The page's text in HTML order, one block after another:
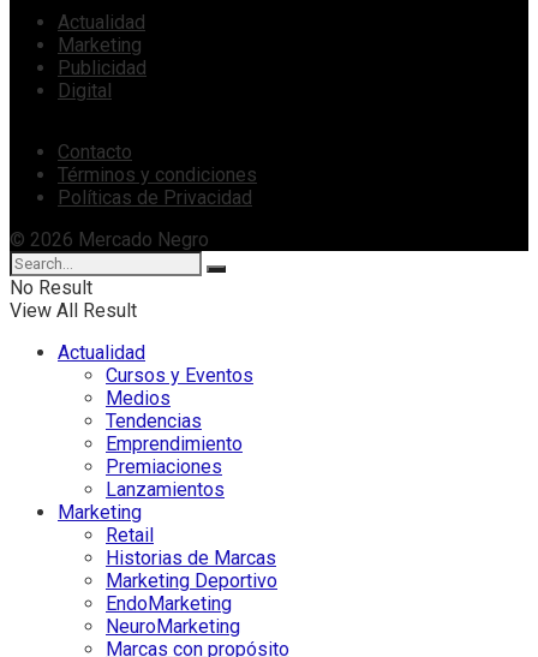
Actualidad
Marketing
Publicidad
Digital
Contacto
Términos y condiciones
Políticas de Privacidad
© 2026 Mercado Negro
No Result
View All Result
Actualidad
Cursos y Eventos
Medios
Tendencias
Emprendimiento
Premiaciones
Lanzamientos
Marketing
Retail
Historias de Marcas
Marketing Deportivo
EndoMarketing
NeuroMarketing
Marcas con propósito